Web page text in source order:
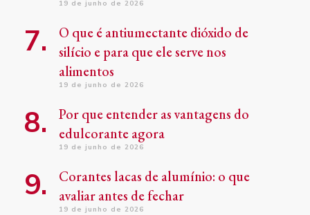
19 de junho de 2026
O que é antiumectante dióxido de
silício e para que ele serve nos
alimentos
19 de junho de 2026
Por que entender as vantagens do
edulcorante agora
19 de junho de 2026
Corantes lacas de alumínio: o que
avaliar antes de fechar
19 de junho de 2026